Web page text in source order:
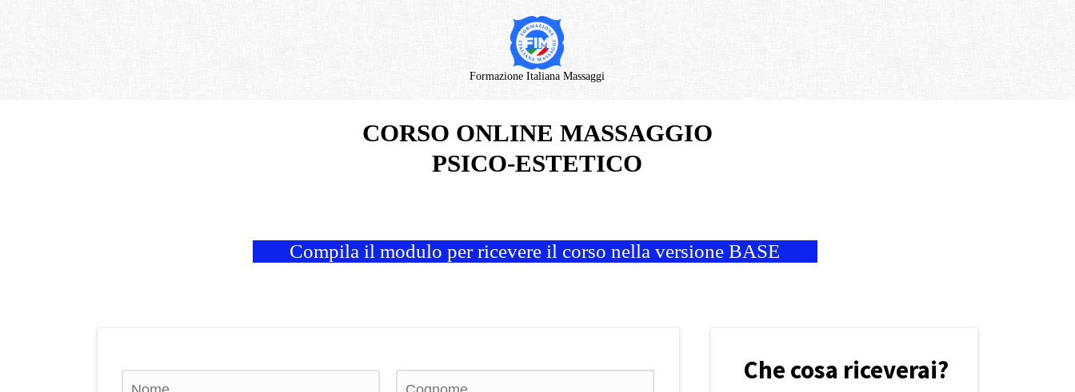
Formazione Italiana Massaggi
CORSO ONLINE MASSAGGIO
PSICO-ESTETICO
Compila il modulo per ricevere il corso nella versione BASE
Che cosa riceverai?